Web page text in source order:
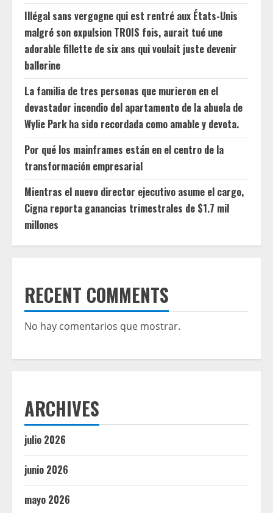
Illégal sans vergogne qui est rentré aux États-Unis
malgré son expulsion TROIS fois, aurait tué une
adorable fillette de six ans qui voulait juste devenir
ballerine
La familia de tres personas que murieron en el
devastador incendio del apartamento de la abuela de
Wylie Park ha sido recordada como amable y devota.
Por qué los mainframes están en el centro de la
transformación empresarial
Mientras el nuevo director ejecutivo asume el cargo,
Cigna reporta ganancias trimestrales de $1.7 mil
millones
RECENT COMMENTS
No hay comentarios que mostrar.
ARCHIVES
julio 2026
junio 2026
mayo 2026